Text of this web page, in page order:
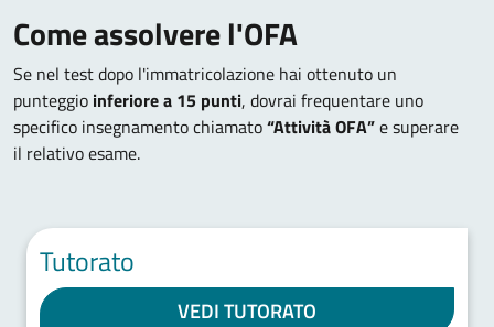
Come assolvere l'OFA
Se nel test dopo l'immatricolazione hai ottenuto un
punteggio inferiore a 15 punti, dovrai frequentare uno
specifico insegnamento chiamato“Attività OFA”e superare
il relativo esame.
Tutorato
VEDI TUTORATO